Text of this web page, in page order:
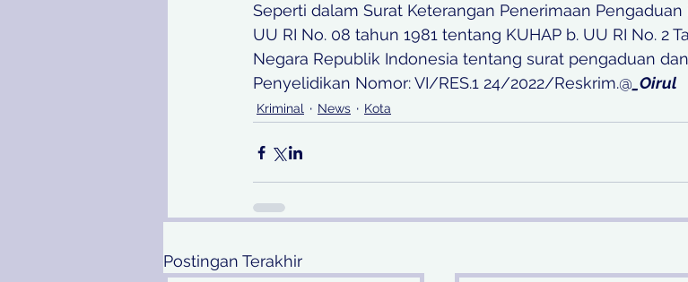
Seperti dalam Surat Keterangan Penerimaan
UU RI No. 08 tahun 1981 tentang KUHAP b. UU RI No. 2
Negara Republik Indonesia tentang surat pengaduan
Penyelidikan Nomor: VI/RES.1 24/2022/Reskrim.@ _Oirul
Kriminal News Kota
Postingan Terakhir